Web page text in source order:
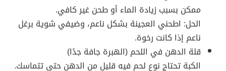
ممكن بسبب زيادة الماء أو طحن غير كافي.
الحل: اطحني العجينة بشكل ناعم، وضيفي شوية برغل
ناعم إذا كانت رخوة.
قلة الدهن في اللحم (الهبرة جافة جدًا)
الكبة تحتاج نوع لحم فيه قليل من الدهن حتى تتماسك.